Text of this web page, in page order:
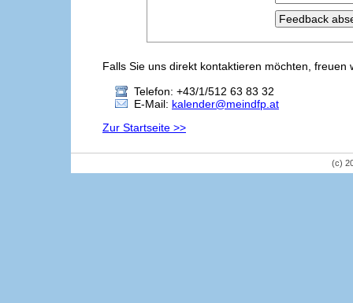
Falls Sie uns direkt kontaktieren möchten,
Telefon: +43/1/512 63 83 32
E-Mail: kalender@meindfp.at
Zur Startseite >>
(c)